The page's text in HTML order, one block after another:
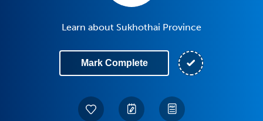
Learn about Sukhothai Province
Mark Complete